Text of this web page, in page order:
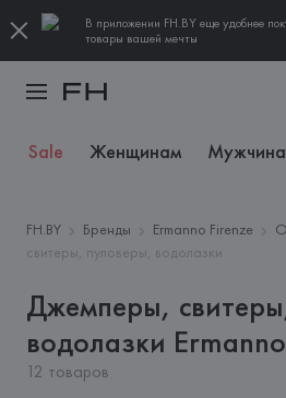
В приложении FH.BY еще удобнее
товары вашей мечты
Sale Женщинам
FH.BY Бренды Ermanno Firenze
свитеры, пуловеры, водолазки
Джемперы,
водолазки
12 товаров